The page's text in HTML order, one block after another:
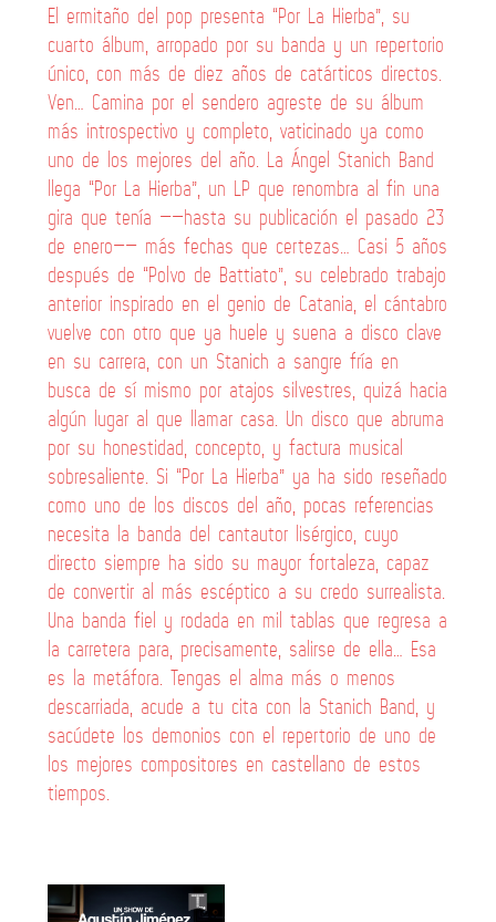
El ermitaño del pop presenta “Por La Hierba”, su
cuarto álbum, arropado por su banda y un repertorio
único, con más de diez años de catárticos directos.
Ven… Camina por el sendero agreste de su álbum
más introspectivo y completo, vaticinado ya como
uno de los mejores del año. La Ángel Stanich Band
llega “Por La Hierba”, un LP que renombra al fin una
gira que tenía ——hasta su publicación el pasado 23
de enero—— más fechas que certezas… Casi 5 años
después de “Polvo de Battiato”, su celebrado trabajo
anterior inspirado en el genio de Catania, el cántabro
vuelve con otro que ya huele y suena a disco clave
en su carrera, con un Stanich a sangre fría en
busca de sí mismo por atajos silvestres, quizá hacia
algún lugar al que llamar casa. Un disco que abruma
por su honestidad, concepto, y factura musical
sobresaliente. Si “Por La Hierba” ya ha sido reseñado
como uno de los discos del año, pocas referencias
necesita la banda del cantautor lisérgico, cuyo
directo siempre ha sido su mayor fortaleza, capaz
de convertir al más escéptico a su credo surrealista.
Una banda fiel y rodada en mil tablas que regresa a
la carretera para, precisamente, salirse de ella… Esa
es la metáfora. Tengas el alma más o menos
descarriada, acude a tu cita con la Stanich Band, y
sacúdete los demonios con el repertorio de uno de
los mejores compositores en castellano de estos
tiempos.